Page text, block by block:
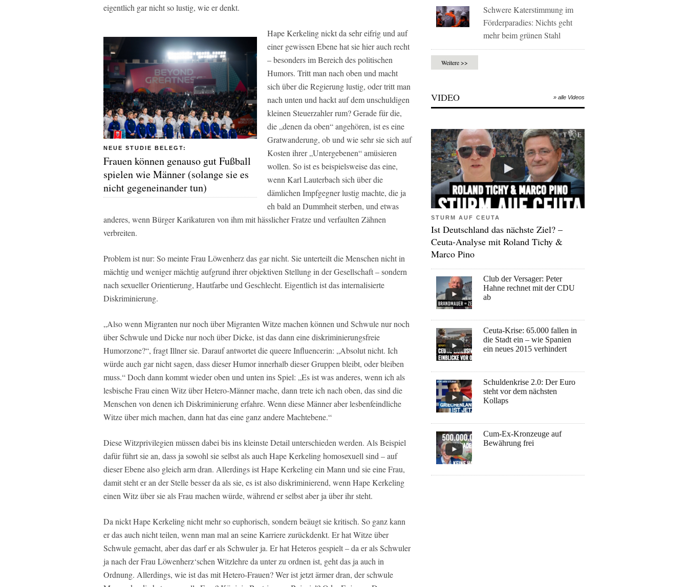
eigentlich gar nicht so lustig, wie er denkt.
NEUE STUDIE BELEGT:
Frauen können genauso gut Fußball
spielen wie Männer (solange sie es
nicht gegeneinander tun)
Hape Kerkeling nickt da sehr eifrig und auf
einer gewissen Ebene hat sie hier auch recht
– besonders im Bereich des politischen
Humors. Tritt man nach oben und macht
sich über die Regierung lustig, oder tritt man
nach unten und hackt auf dem unschuldigen
kleinen Steuerzahler rum? Gerade für die,
die „denen da oben“ angehören, ist es eine
Gratwanderung, ob und wie sehr sie sich auf
Kosten ihrer „Untergebenen“ amüsieren
wollen. So ist es beispielsweise das eine,
wenn Karl Lauterbach sich über die
dämlichen Impfgegner lustig machte, die ja
eh bald an Dummheit sterben, und etwas
anderes, wenn Bürger Karikaturen von ihm mit hässlicher Fratze und verfaulten Zähnen
verbreiten.
Problem ist nur: So meinte Frau Löwenherz das gar nicht. Sie unterteilt die Menschen nicht in
mächtig und weniger mächtig aufgrund ihrer objektiven Stellung in der Gesellschaft – sondern
nach sexueller Orientierung, Hautfarbe und Geschlecht. Eigentlich ist das internalisierte
Diskriminierung.
„Also wenn Migranten nur noch über Migranten Witze machen können und Schwule nur noch
über Schwule und Dicke nur noch über Dicke, ist das dann eine diskriminierungsfreie
Humorzone?“, fragt Illner sie. Darauf antwortet die queere Influencerin: „Absolut nicht. Ich
würde auch gar nicht sagen, dass dieser Humor innerhalb dieser Gruppen bleibt, oder bleiben
muss.“ Doch dann kommt wieder oben und unten ins Spiel: „Es ist was anderes, wenn ich als
lesbische Frau einen Witz über Hetero-Männer mache, dann trete ich nach oben, das sind die
Menschen von denen ich Diskriminierung erfahre. Wenn diese Männer aber lesbenfeindliche
Witze über mich machen, dann hat das eine ganz andere Machtebene.“
Diese Witzprivilegien müssen dabei bis ins kleinste Detail unterschieden werden. Als Beispiel
dafür führt sie an, dass ja sowohl sie selbst als auch Hape Kerkeling homosexuell sind – auf
dieser Ebene also gleich arm dran. Allerdings ist Hape Kerkeling ein Mann und sie eine Frau,
damit steht er an der Stelle besser da als sie, es ist also diskriminierend, wenn Hape Kerkeling
einen Witz über sie als Frau machen würde, während er selbst aber ja über ihr steht.
Da nickt Hape Kerkeling nicht mehr so euphorisch, sondern beäugt sie kritisch. So ganz kann
er das auch nicht teilen, wenn man mal an seine Karriere zurückdenkt. Er hat Witze über
Schwule gemacht, aber das darf er als Schwuler ja. Er hat Heteros gespielt – da er als Schwuler
ja nach der Frau Löwenherz‘schen Witzlehre da unter zu ordnen ist, geht das ja auch in
Ordnung. Allerdings, wie ist das mit Hetero-Frauen? Wer ist jetzt ärmer dran, der schwule
Schwere Katerstimmung im
Förderparadies: Nichts geht
mehr beim grünen Stahl
Weitere >>
VIDEO » alle Videos
STURM AUF CEUTA
Ist Deutschland das nächste Ziel? –
Ceuta-Analyse mit Roland Tichy &
Marco Pino
Club der Versager: Peter
Hahne rechnet mit der CDU
ab
Ceuta-Krise: 65.000 fallen in
die Stadt ein – wie Spanien
ein neues 2015 verhindert
Schuldenkrise 2.0: Der Euro
steht vor dem nächsten
Kollaps
Cum-Ex-Kronzeuge auf
Bewährung frei